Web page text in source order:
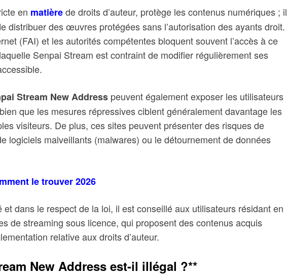
en matièrede droits d’auteur, protège les contenus numériques ; il
distribuer des œuvres protégées sans l’autorisation des ayants droit.
(FAI) et les autorités compétentes bloquent souvent l’accès à ce
Senpai Stream est contraint de modifier régulièrement ses
Stream New Address peuvent également exposer les utilisateurs
que les mesures répressives ciblent généralement davantage les
visiteurs. De plus, ces sites peuvent présenter des risques de
logiciels malveillants (malwares) ou le détournement de données
le trouver 2026
dans le respect de la loi, il est conseillé aux utilisateurs résidant en
de streaming sous licence, qui proposent des contenus acquis
relative aux droits d’auteur.
New Address est-il illégal ?**